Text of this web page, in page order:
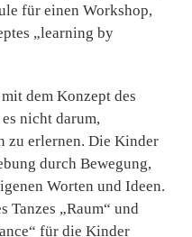
für einen Workshop,
„learning by
dem Konzept des
nicht darum,
zu erlernen. Die Kinder
durch Bewegung,
Worten und Ideen.
Tanzes „Raum“ und
für die Kinder